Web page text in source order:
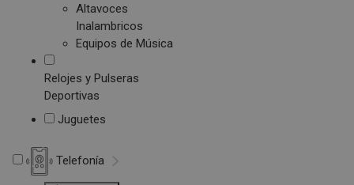
Altavoces
Inalambricos
Equipos de Música
Relojes y Pulseras
Deportivas
Juguetes
Telefonía